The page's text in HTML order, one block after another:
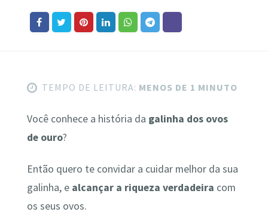
TEMPO DE LEITURA: MENOS DE 1 MINUTO
Você conhece a história da galinha dos ovos
de ouro?
Então quero te convidar a cuidar melhor da sua
galinha, e alcançar a riqueza verdadeira com
os seus ovos.